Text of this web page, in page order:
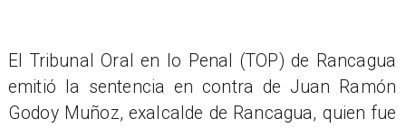
El Tribunal Oral en lo Penal (TOP) de Rancagua
emitió la sentencia en contra de Juan Ramón
Godoy Muñoz, exalcalde de Rancagua, quien fue